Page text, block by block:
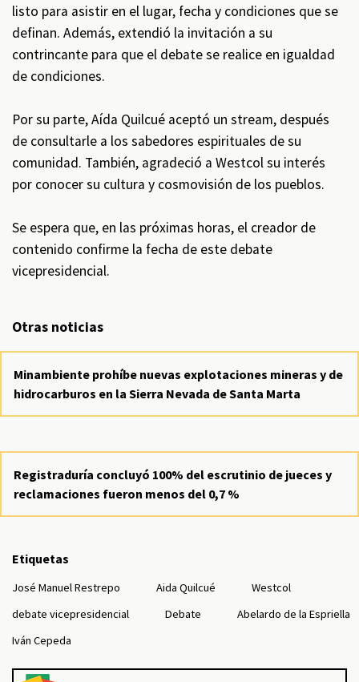
listo para asistir en el lugar, fecha y condiciones que se
definan. Además, extendió la invitación a su
contrincante para que el debate se realice en igualdad
de condiciones.
Por su parte, Aída Quilcué aceptó un stream, después
de consultarle a los sabedores espirituales de su
comunidad. También, agradeció a Westcol su interés
por conocer su cultura y cosmovisión de los pueblos.
Se espera que, en las próximas horas, el creador de
contenido confirme la fecha de este debate
vicepresidencial.
Otras noticias
Minambiente prohíbe nuevas explotaciones mineras y de
hidrocarburos en la Sierra Nevada de Santa Marta
Registraduría concluyó 100% del escrutinio de jueces y
reclamaciones fueron menos del 0,7 %
Etiquetas
José Manuel Restrepo Aida Quilcué
Westcol
debate vicepresidencial
Debate
Abelardo de la Espriella
Iván Cepeda